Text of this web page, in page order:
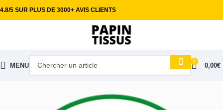
4.8/5 SUR PLUS DE 3000+ AVIS CLIENTS
MENU
0
0,00€